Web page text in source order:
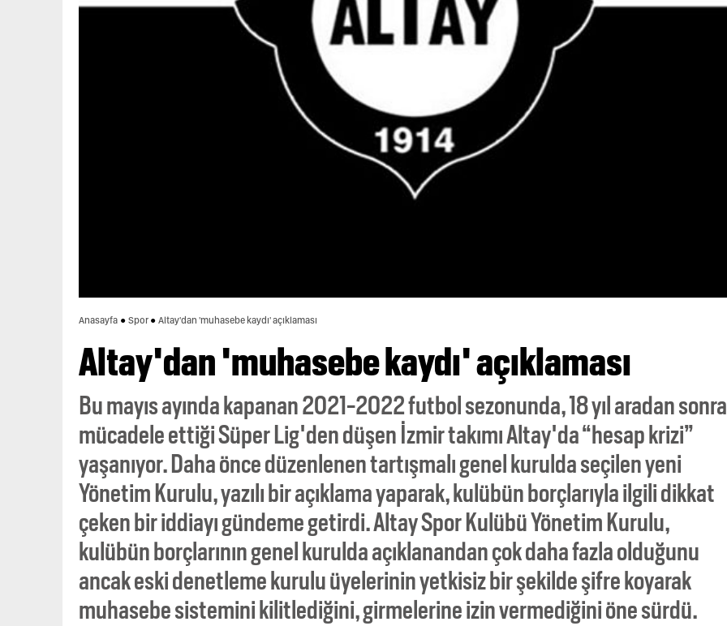
Anasayfa Spor Altay'dan 'muhasebe kaydı' açıklaması
Altay'dan 'muhasebe kaydı' açıklaması
Bu mayıs ayında kapanan 2021-2022 futbol sezonunda, 18 yıl aradan sonra
mücadele ettiği Süper Lig'den düşen İzmir takımı Altay'da “hesap krizi”
yaşanıyor. Daha önce düzenlenen tartışmalı genel kurulda seçilen yeni
Yönetim Kurulu, yazılı bir açıklama yaparak, kulübün borçlarıyla ilgili dikkat
çeken bir iddiayı gündeme getirdi. Altay Spor Kulübü Yönetim Kurulu,
kulübün borçlarının genel kurulda açıklanandan çok daha fazla olduğunu
ancak eski denetleme kurulu üyelerinin yetkisiz bir şekilde şifre koyarak
muhasebe sistemini kilitlediğini, girmelerine izin vermediğini öne sürdü.